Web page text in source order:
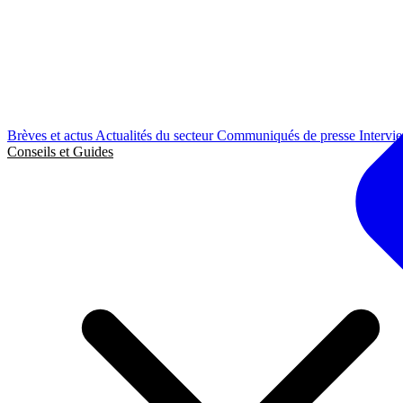
Brèves et actus Actualités du secteurCommuniqués de presse
Conseils et Guides